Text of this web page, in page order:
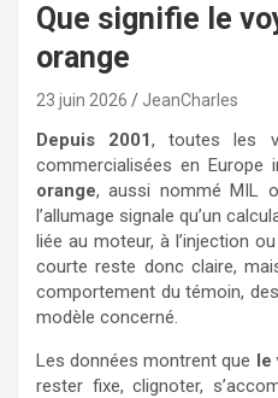
Que signifie le
orange
23 juin 2026 JeanCharles
Depuis 2001, toutes les
commercialisées en Europe
orange, aussi nommé MIL
l’allumage signale qu’un
liée au moteur, à l’injection
courte reste donc claire,
comportement du témoin,
modèle concerné.
Les données montrent que le
rester fixe, clignoter,